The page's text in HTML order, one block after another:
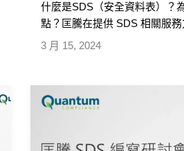
3 月 15, 2024
什麼是SDS（安全資料表）？
點？匡騰在提供 SDS 相關服
SDS 的疑難雜症，時常分享相